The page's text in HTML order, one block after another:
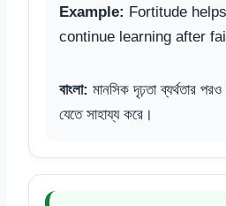
Example: Fortitude
continue learning after
বাংলা: মানসিক দৃঢ়তা ব্যর্থতার পরও
যেতে সাহায্য করে।